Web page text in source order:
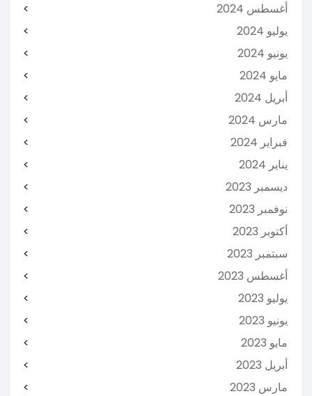
أغسطس 2024
يوليو 2024
يونيو 2024
مايو 2024
أبريل 2024
مارس 2024
فبراير 2024
يناير 2024
ديسمبر 2023
نوفمبر 2023
أكتوبر 2023
سبتمبر 2023
أغسطس 2023
يوليو 2023
يونيو 2023
مايو 2023
أبريل 2023
مارس 2023